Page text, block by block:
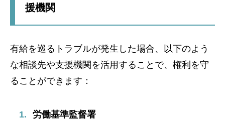
援機関
有給を巡るトラブルが発生した場合、以下のよう
な相談先や支援機関を活用することで、権利を守
ることができます：
労働基準監督署